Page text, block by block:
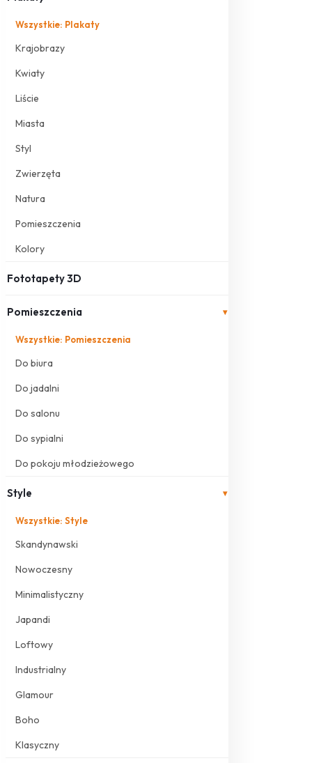
Wszystkie: Plakaty
Krajobrazy
Kwiaty
Liście
Miasta
Styl
Zwierzęta
Natura
Pomieszczenia
Kolory
Fototapety 3D
Pomieszczenia ▾
Wszystkie: Pomieszczenia
Do biura
Do jadalni
Do salonu
Do sypialni
Do pokoju młodzieżowego
Style ▾
Wszystkie: Style
Skandynawski
Nowoczesny
Minimalistyczny
Japandi
Loftowy
Industrialny
Glamour
Boho
Klasyczny